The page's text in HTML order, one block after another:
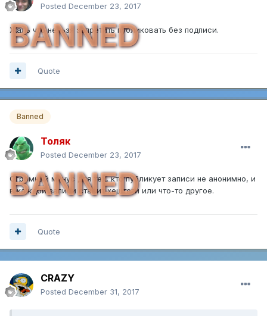
Posted December 23, 2017
BANNED
Жаль что нельзя запретить публиковать без подписи.
Quote
Banned
Толяк
Posted December 23, 2017
BANNED
Огромный минус для тех, кто публикует записи не анонимно, и
в каждой записи ставит хештеги или что-то другое.
Quote
CRAZY
Posted December 31, 2017